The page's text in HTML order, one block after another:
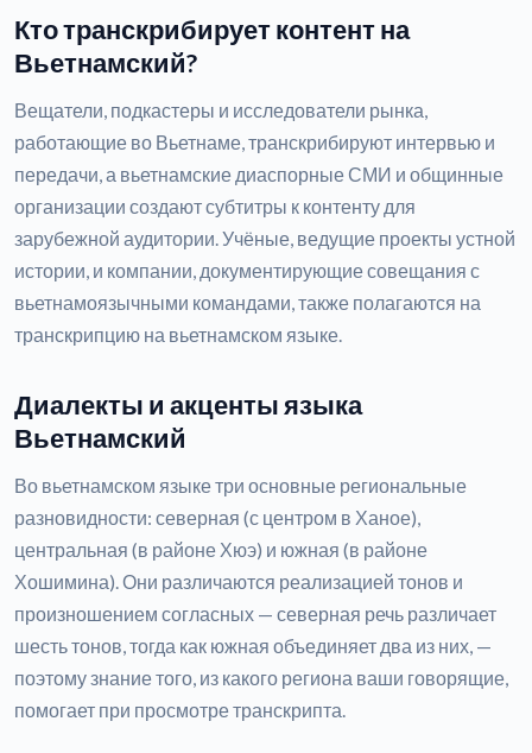
Кто транскрибирует контент на
Вьетнамский?
Вещатели, подкастеры и исследователи рынка,
работающие во Вьетнаме, транскрибируют интервью и
передачи, а вьетнамские диаспорные СМИ и общинные
организации создают субтитры к контенту для
зарубежной аудитории. Учёные, ведущие проекты устной
истории, и компании, документирующие совещания с
вьетнамоязычными командами, также полагаются на
транскрипцию на вьетнамском языке.
Диалекты и акценты языка
Вьетнамский
Во вьетнамском языке три основные региональные
разновидности: северная (с центром в Ханое),
центральная (в районе Хюэ) и южная (в районе
Хошимина). Они различаются реализацией тонов и
произношением согласных — северная речь различает
шесть тонов, тогда как южная объединяет два из них, —
поэтому знание того, из какого региона ваши говорящие,
помогает при просмотре транскрипта.